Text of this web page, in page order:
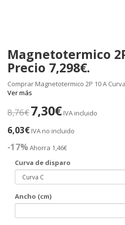
Magnetotermico
Precio 7,298€.
Comprar Magnetotermico 2P 10 A
Ver más
8,76€7,30€ IVA incluido
6,03€ IVA no incluido
-17%Ahorra 1,46€
Curva de disparo
Ancho (cm)